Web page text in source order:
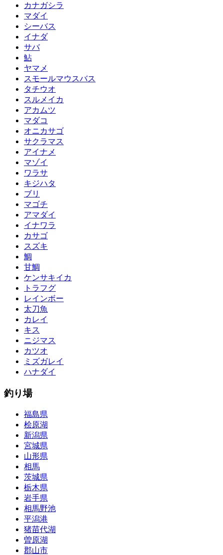
カナガシラ
マダイ
シーバス
イナダ
サバ
鮎
ヤマメ
スモールマウスバス
タチウオ
スルメイカ
アカムツ
マダコ
オニカサゴ
サクラマス
アイナメ
マゾイ
ワラサ
キジハタ
ブリ
マゴチ
アマダイ
イナワラ
カサゴ
スズキ
鯛
甘鯛
ケンサキイカ
トラフグ
レインボー
太刀魚
カレイ
キス
ニジマス
カツオ
ミズガレイ
ハナダイ
釣り場
福島県
桧原湖
新潟県
宮城県
山形県
相馬
茨城県
栃木県
岩手県
相馬野池
平潟港
猪苗代湖
曽原湖
郡山市